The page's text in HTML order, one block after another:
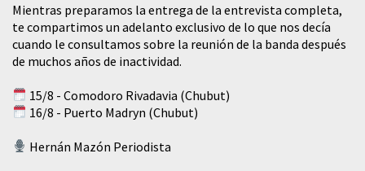
Mientras preparamos la entrega de la entrevista completa,
te compartimos un adelanto exclusivo de lo que nos decía
cuando le consultamos sobre la reunión de la banda después
de muchos años de inactividad.
15/8 - Comodoro Rivadavia (Chubut)
16/8 - Puerto Madryn (Chubut)
Hernán Mazón Periodista